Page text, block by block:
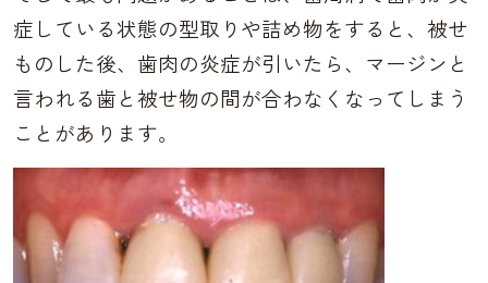
症している状態の型取りや詰め物をすると、 被せ
ものした後、歯肉の炎症が引いたら、マージンと
言われる歯と被せ物の間が合わなくなってしまう
ことがあります。